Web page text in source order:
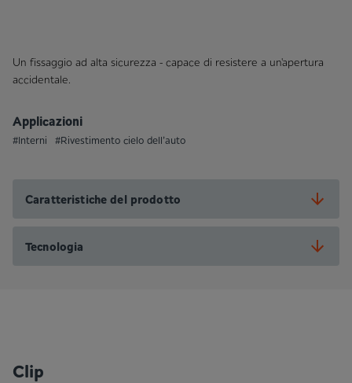
Un fissaggio ad alta sicurezza - capace di resistere a un'apertura
accidentale.
Applicazioni
#Interni #Rivestimento cielo dell’auto
Caratteristiche del prodotto
Tecnologia
Clip